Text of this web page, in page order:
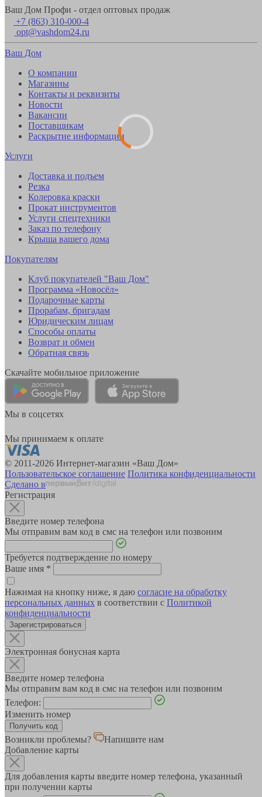
Ваш Дом Профи - отдел оптовых продаж
+7 (863) 310-000-4
opt@vashdom24.ru
Ваш Дом
О компании
Магазины
Контакты и реквизиты
Новости
Вакансии
Поставщикам
Раскрытие информации
Услуги
Доставка и подъем
Резка
Колеровка краски
Прокат инструментов
Услуги спецтехники
Заказ по телефону
Крыша вашего дома
Покупателям
Клуб покупателей "Ваш Дом"
Программа «Новосёл»
Подарочные карты
Прорабам, бригадам
Юридическим лицам
Способы оплаты
Возврат и обмен
Обратная связь
Скачайте мобильное приложение
Мы в соцсетях
Мы принимаем к оплате
© 2011-2026 Интернет-магазин «Ваш Дом»
Пользовательское соглашение Политика конфиденциальности
Сделано в
Регистрация
Введите номер телефона
Мы отправим вам код в смс на телефон или позвоним
Требуется подтверждение по номеру
Ваше имя *
Нажимая на кнопку ниже, я даю согласие на обработку
персональных данных в соответствии с Политикой
конфиденциальности
Зарегистрироваться
Электронная бонусная карта
Введите номер телефона
Мы отправим вам код в смс на телефон или позвоним
Телефон:
Изменить номер
Возникли проблемы?
Напишите нам
Добавление карты
Для добавления карты введите номер телефона, указанный
при получении карты